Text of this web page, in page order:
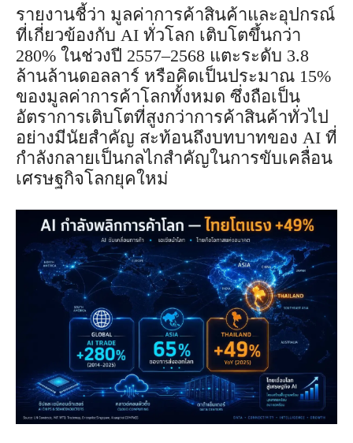
รายงานชี้ว่า มูลค่าการค้าสินค้าและอุปกรณ์
ที่เกี่ยวข้องกับ AI ทั่วโลก เติบโตขึ้นกว่า
280% ในช่วงปี 2557–2568 แตะระดับ 3.8
ล้านล้านดอลลาร์ หรือคิดเป็นประมาณ 15%
ของมูลค่าการค้าโลกทั้งหมด ซึ่งถือเป็น
อัตราการเติบโตที่สูงกว่าการค้าสินค้าทั่วไป
อย่างมีนัยสำคัญ สะท้อนถึงบทบาทของ AI ที่
กำลังกลายเป็นกลไกสำคัญในการขับเคลื่อน
เศรษฐกิจโลกยุคใหม่